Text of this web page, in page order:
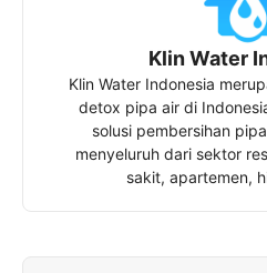
Klin Water
Klin Water Indonesia
detox pipa air di
solusi pembersihan
menyeluruh dari sektor
sakit, apartemen,